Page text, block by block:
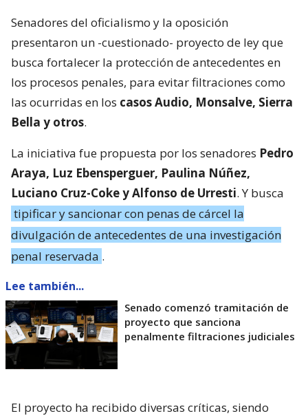
Senadores del oficialismo y la oposición
presentaron un -cuestionado- proyecto de ley que
busca fortalecer la protección de antecedentes en
los procesos penales, para evitar filtraciones como
las ocurridas en los casos Audio, Monsalve, Sierra
Bella y otros.
La iniciativa fue propuesta por los senadores Pedro
Araya, Luz Ebensperguer, Paulina Núñez,
Luciano Cruz-Coke y Alfonso de Urresti. Y busca
tipificar y sancionar con penas de cárcel la
divulgación de antecedentes de una investigación
penal reservada .
Lee también...
Senado comenzó tramitación de
proyecto que sanciona
penalmente filtraciones judiciales
El proyecto ha recibido diversas críticas, siendo